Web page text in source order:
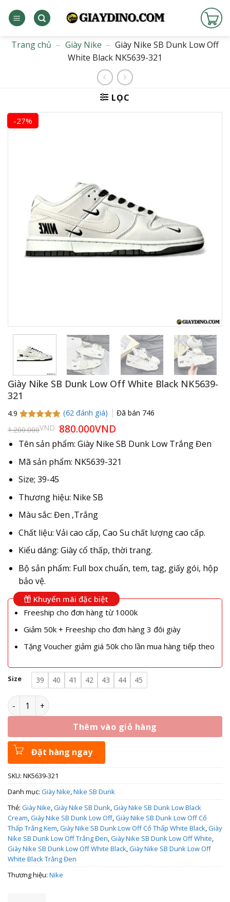
qua
dungTrang chủ – Giày Nike – Giày Nike SB Dunk Low Off
White Black NK5639-321
LỌC
-27%
Giày Nike SB Dunk Low Off White Black NK5639-
321
4.9
4.9trên 5
dựa trên
62
đánh giá
(62đánh giá) Đã bán 746
1.200.000VND Giá
gốc
là:
1.200.000VND.
880.000VND
tại
là:
Tên sản phẩm: Giày Nike SB Dunk Low Trắng Đen
Mã sản phẩm: NK5639-321
Size; 39-45
Thương hiệu: Nike SB
Màu sắc: Đen ,Trắng
Chất liệu: Vải cao cấp, Cao Su chất lượng cao cấp.
Kiểu dáng: Giày cổ thấp, thời trang.
Bộ sản phẩm: Full box chuẩn, tem, tag, giấy gói, hộp
bảo vệ.
Khuyến mãi đặc biệt
Freeship cho đơn hàng từ 1000k
Giảm 50k + Freeship cho đơn hàng 3 đôi giày
Tặng Voucher giảm giá 50k cho lần mua hàng tiếp theo
Size 39 40 41 42 43 44 45
Giày Nike SB Dunk Low Off White Black NK5639-321 số
Thêm vào giỏ hàng
Đặt hàng ngay
SKU: NK5639-321
Danh mục: Giày Nike,Nike SB Dunk
Thẻ: Giày Nike, Giày Nike SB Dunk, Giày Nike SB Dunk Low Black
Cream, Giày Nike SB Dunk Low Off, Giày Nike SB Dunk Low Off Cổ
Thấp Trắng Kem, Giày Nike SB Dunk Low Off Cổ Thấp White Black, Giày
Nike SB Dunk Low Off Trắng Đen, Giày Nike SB Dunk Low Off White,
Giày Nike SB Dunk Low Off White Black, Giày Nike SB Dunk Low Off
White Black Trắng Đen
Thương hiệu: Nike